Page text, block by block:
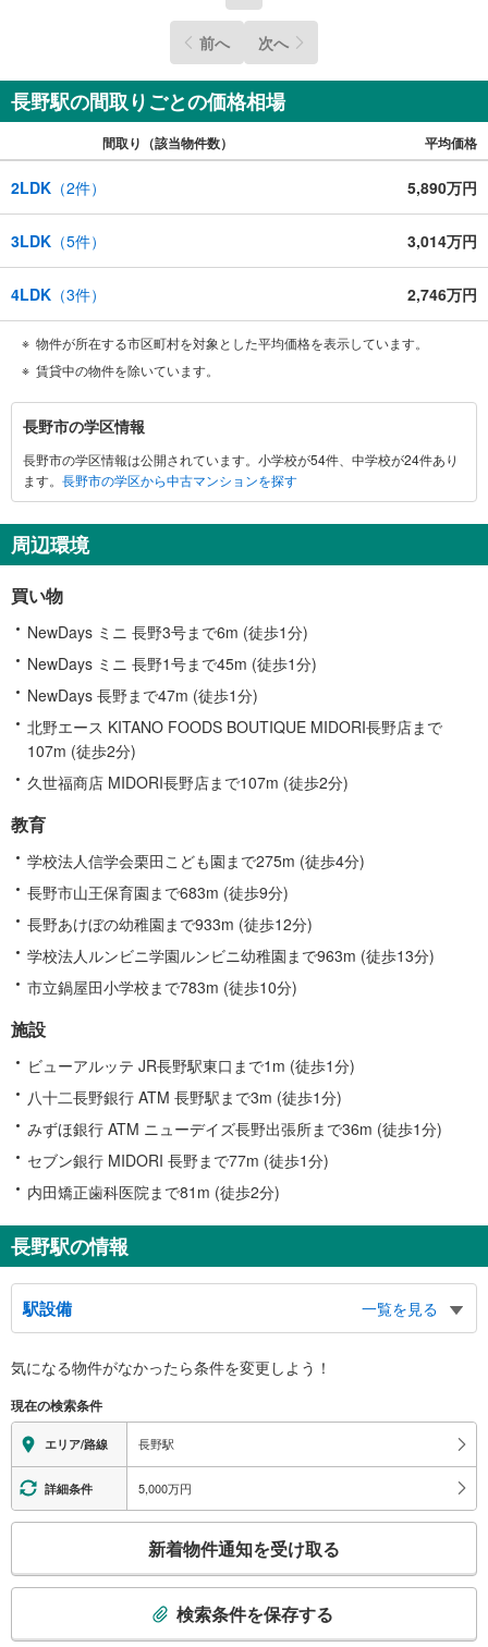
前へ 次へ
長野駅の間取りごとの価格相場
間取り（該当物件数） 平均価格
2LDK （2件） 5,890万円
3LDK （5件） 3,014万円
4LDK （3件） 2,746万円
物件が所在する市区町村を対象とした平均価格を表示しています。
賃貸中の物件を除いています。
長
野
市
に
す
る
報
長野市の学区情報
長野市の学区情報は公開されています。小学校が54件、中学校が24件あり
ます。 長野市の学区から中古マンションを探す
周辺環境
買い物
NewDays ミニ 長野3号まで6m (徒歩1分)
NewDays ミニ 長野1号まで45m (徒歩1分)
NewDays 長野まで47m (徒歩1分)
北野エース KITANO FOODS BOUTIQUE MIDORI長野店まで
107m (徒歩2分)
久世福商店 MIDORI長野店まで107m (徒歩2分)
教育
学校法人信学会栗田こども園まで275m (徒歩4分)
長野市山王保育園まで683m (徒歩9分)
長野あけぼの幼稚園まで933m (徒歩12分)
学校法人ルンビニ学園ルンビニ幼稚園まで963m (徒歩13分)
市立鍋屋田小学校まで783m (徒歩10分)
施設
ビューアルッテ JR長野駅東口まで1m (徒歩1分)
八十二長野銀行 ATM 長野駅まで3m (徒歩1分)
みずほ銀行 ATM ニューデイズ長野出張所まで36m (徒歩1分)
セブン銀行 MIDORI 長野まで77m (徒歩1分)
内田矯正歯科医院まで81m (徒歩2分)
長野駅の情報
駅設備
一覧を見る
※段差なしでの移動経路
【ＪＲ東日本】【しなの鉄道】：○
（※上記２社の駅は共同）
【長野電鉄】：○
エレベータ
【ＪＲ】
［新幹線］
・各ホーム⇔中央改札
［新幹線］［在来線］【しなの鉄道】
気になる物件がなかったら条件を変更しよう！
現在の検索条件
エリア/路線 長野駅
詳細条件 5,000万円
検
新着物件通知を受け取る
検索条件を保存する